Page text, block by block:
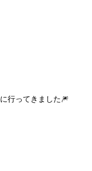
行ってきました🎆